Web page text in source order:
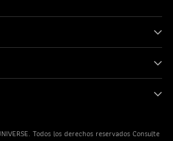
. Todos los derechos reservados Consulte